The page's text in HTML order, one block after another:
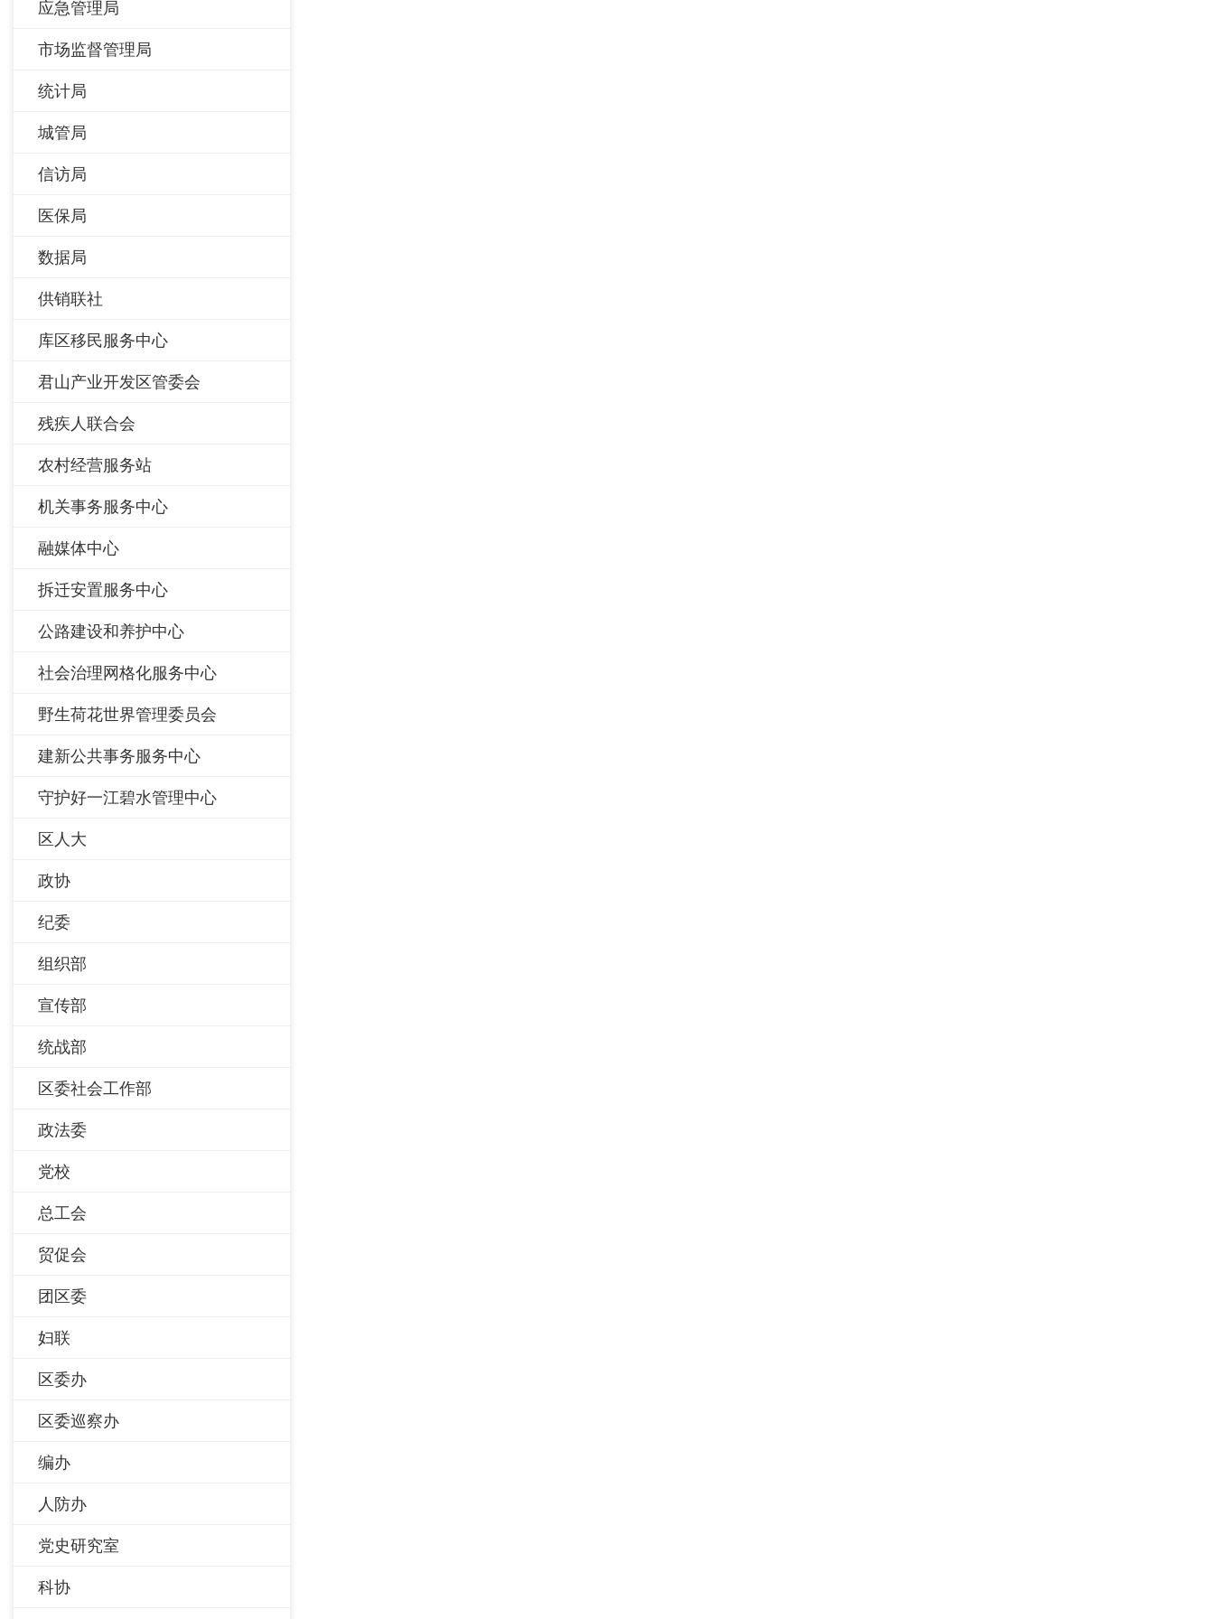
应急管理局
市场监督管理局
统计局
城管局
信访局
医保局
数据局
供销联社
库区移民服务中心
君山产业开发区管委会
残疾人联合会
农村经营服务站
机关事务服务中心
融媒体中心
拆迁安置服务中心
公路建设和养护中心
社会治理网格化服务中心
野生荷花世界管理委员会
建新公共事务服务中心
守护好一江碧水管理中心
区人大
政协
纪委
组织部
宣传部
统战部
区委社会工作部
政法委
党校
总工会
贸促会
团区委
妇联
区委办
区委巡察办
编办
人防办
党史研究室
科协